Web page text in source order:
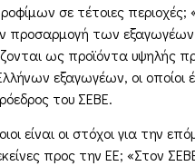
σε τέτοιες
των εξαγωγέων
ως προϊόντα υψηλής
εξαγωγέων, οι οποίοι
του ΣΕΒΕ.
είναι οι στόχοι για την
προς την ΕΕ; «Στον